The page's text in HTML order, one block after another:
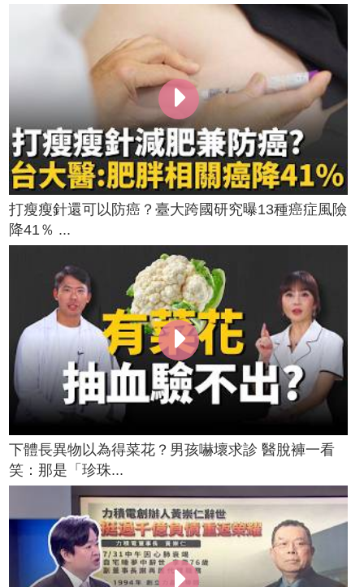
打瘦瘦針還可以防癌？臺大跨國研究曝13種癌症風險
降41％ ...
下體長異物以為得菜花？男孩嚇壞求診 醫脫褲一看
笑：那是「珍珠...